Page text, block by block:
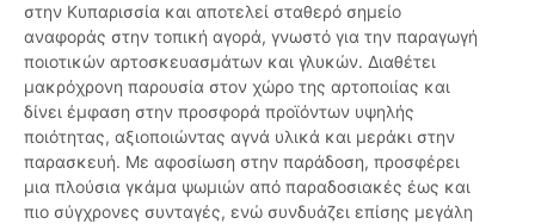
στην Κυπαρισσία και αποτελεί σταθερό σημείο
αναφοράς στην τοπική αγορά, γνωστό για την παραγωγή
ποιοτικών αρτοσκευασμάτων και γλυκών. Διαθέτει
μακρόχρονη παρουσία στον χώρο της αρτοποιίας και
δίνει έμφαση στην προσφορά προϊόντων υψηλής
ποιότητας, αξιοποιώντας αγνά υλικά και μεράκι στην
παρασκευή. Με αφοσίωση στην παράδοση, προσφέρει
μια πλούσια γκάμα ψωμιών από παραδοσιακές έως και
πιο σύγχρονες συνταγές, ενώ συνδυάζει επίσης μεγάλη